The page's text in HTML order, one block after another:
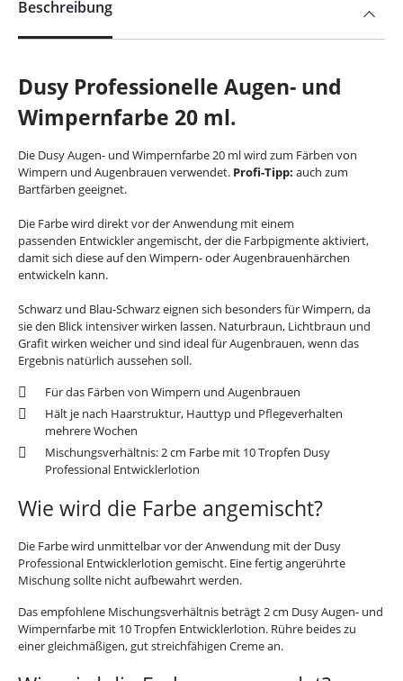
Beschreibung
Dusy Professionelle Augen- und
Wimpernfarbe 20 ml.
Die Dusy Augen- und Wimpernfarbe 20 ml wird zum Färben von
Wimpern und Augenbrauen verwendet. Profi-Tipp: auch zum
Bartfärben geeignet.
Die Farbe wird direkt vor der Anwendung mit einem
passenden Entwickler angemischt, der die Farbpigmente aktiviert,
damit sich diese auf den Wimpern- oder Augenbrauenhärchen
entwickeln kann.
Schwarz und Blau-Schwarz eignen sich besonders für Wimpern, da
sie den Blick intensiver wirken lassen. Naturbraun, Lichtbraun und
Grafit wirken weicher und sind ideal für Augenbrauen, wenn das
Ergebnis natürlich aussehen soll.
Für das Färben von Wimpern und Augenbrauen
Hält je nach Haarstruktur, Hauttyp und Pflegeverhalten
mehrere Wochen
Mischungsverhältnis: 2 cm Farbe mit 10 Tropfen Dusy
Professional Entwicklerlotion
Wie wird die Farbe angemischt?
Die Farbe wird unmittelbar vor der Anwendung mit der Dusy
Professional Entwicklerlotion gemischt. Eine fertig angerührte
Mischung sollte nicht aufbewahrt werden.
Das empfohlene Mischungsverhältnis beträgt 2 cm Dusy Augen- und
Wimpernfarbe mit 10 Tropfen Entwicklerlotion. Rühre beides zu
einer gleichmäßigen, gut streichfähigen Creme an.